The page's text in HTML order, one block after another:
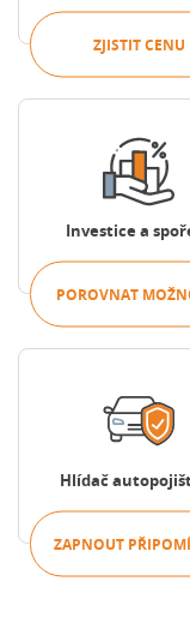
ZJISTIT CENU
Investice a
POROVNAT
Porovnat možnosti
Hlídač
ZAPNOUT
Zapnout připomínku